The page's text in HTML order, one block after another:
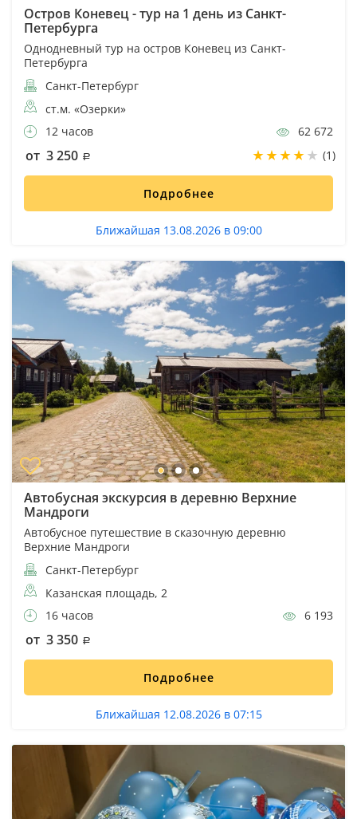
Остров Коневец - тур на 1 день из Санкт-
Петербурга
Однодневный тур на остров Коневец из Санкт-
Петербурга
Санкт-Петербург
ст.м. «Озерки»
12 часов
62 672
от 3 250 (1)
Подробнее
Ближайшая 13.08.2026 в 09:00
Автобусная экскурсия в деревню Верхние
Мандроги
Автобусное путешествие в сказочную деревню
Верхние Мандроги
Санкт-Петербург
Казанская площадь, 2
16 часов
6 193
от 3 350
Подробнее
Ближайшая 12.08.2026 в 07:15